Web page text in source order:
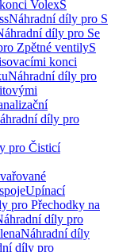
VolexS
Náhradní díly pro S
díly pro Se
Zpětné ventilyS
konci
Náhradní díly pro
díly pro
pro Čisticí
Upínací
pro Přechodky na
díly pro
Náhradní díly
díly pro